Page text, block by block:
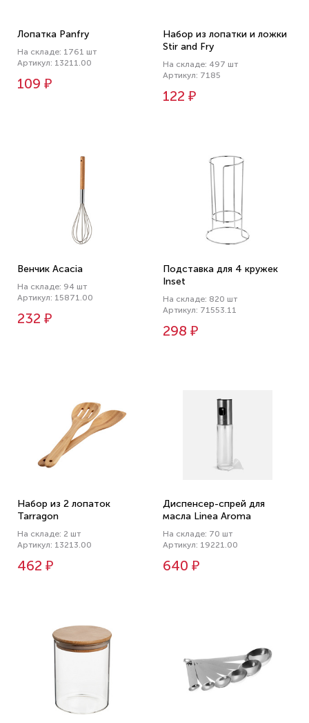
Лопатка Panfry
На складе: 1761 шт
Артикул: 13211.00
109 ₽
Набор из лопатки и ложки
Stir and Fry
На складе: 497 шт
Артикул: 7185
122 ₽
Венчик Acacia
На складе: 94 шт
Артикул: 15871.00
232 ₽
Подставка для 4 кружек
Inset
На складе: 820 шт
Артикул: 71553.11
298 ₽
Набор из 2 лопаток
Tarragon
На складе: 2 шт
Артикул: 13213.00
462 ₽
Диспенсер-спрей для
масла Linea Aroma
На складе: 70 шт
Артикул: 19221.00
640 ₽